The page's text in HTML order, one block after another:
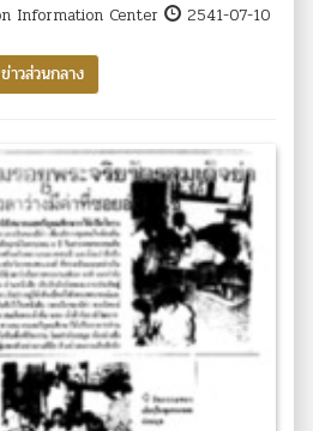
Information Center
2541-07-10
ข่าวส่วนกลาง